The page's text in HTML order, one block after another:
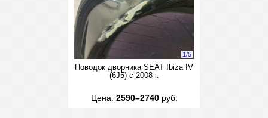
1/5
Поводок дворника SEAT Ibiza IV
(6J5) с 2008 г.
Цена: 2590–2740руб.